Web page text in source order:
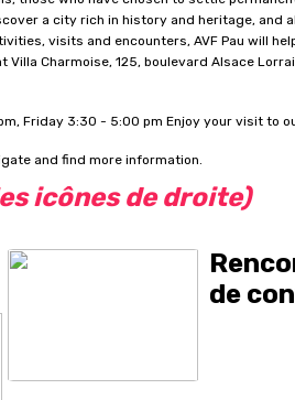
a city rich in history and heritage, and
visits and encounters, AVF Pau will
Villa Charmoise, 125, boulevard Alsace
Friday 3:30 - 5:00 pm Enjoy your visit to
and find more information.
icônes de droite)
de